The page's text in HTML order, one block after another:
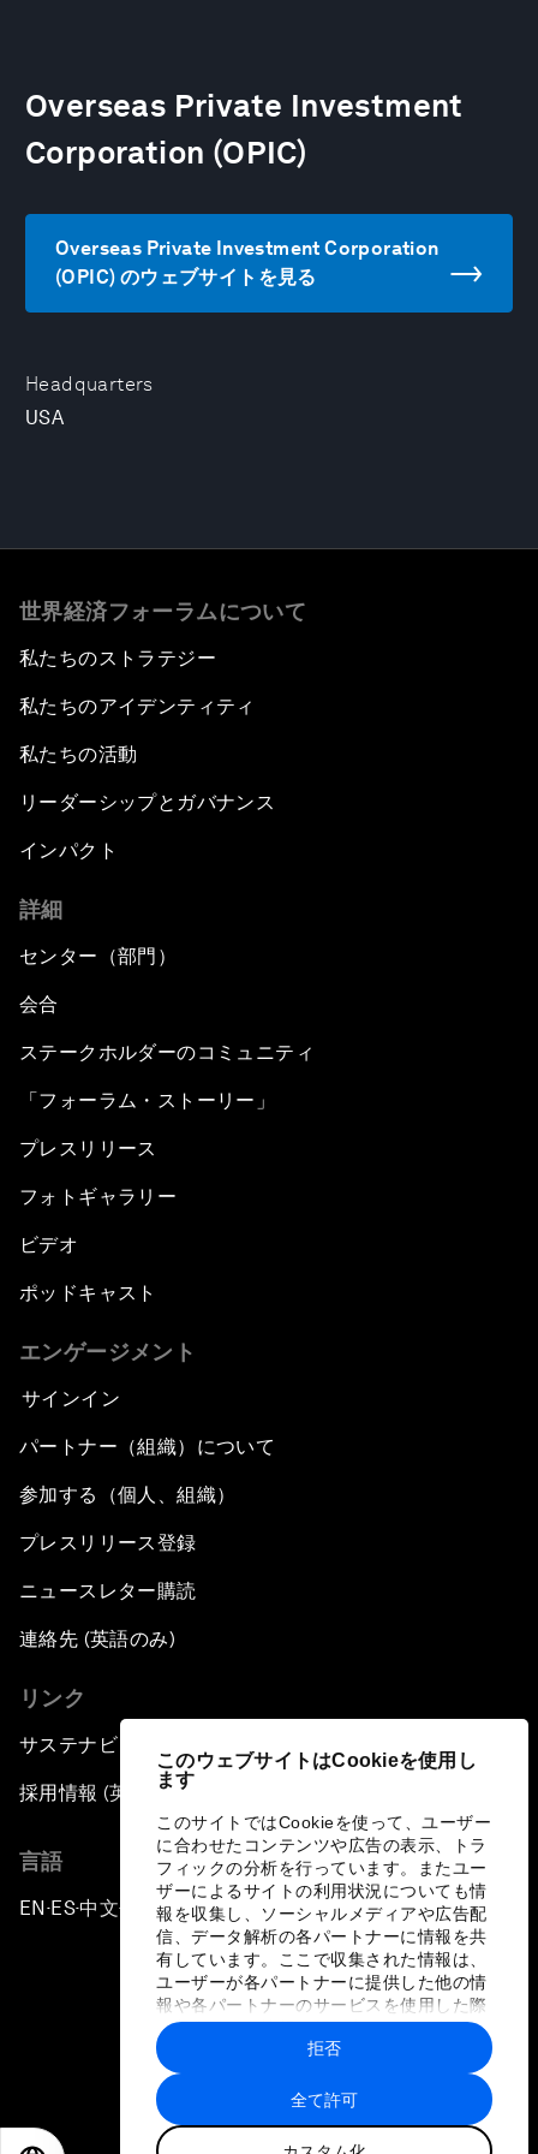
このウェブサイトはCookieを使用し
ます
このサイトではCookieを使って、ユーザー
に合わせたコンテンツや広告の表示、トラ
フィックの分析を行っています。またユー
ザーによるサイトの利用状況についても情
報を収集し、ソーシャルメディアや広告配
信、データ解析の各パートナーに情報を共
有しています。ここで収集された情報は、
ユーザーが各パートナーに提供した他の情
報や各パートナーのサービスを使用した際
に収集された情報と組み合わされ、各パー
トナーによって使用されることがありま
す。
全て許可
拒否
Headquarters
USA
Overseas Private Investment
Corporation (OPIC)
Overseas Private Investment Corporation
(OPIC) のウェブサイトを見る
世界経済フォーラムについて
私たちのストラテジー
私たちのアイデンティティ
私たちの活動
リーダーシップとガバナンス
インパクト
詳細
センター（部門）
会合
ステークホルダーのコミュニティ
「フォーラム・ストーリー」
プレスリリース
フォトギャラリー
ビデオ
ポッドキャスト
エンゲージメント
サインイン
パートナー（組織）について
参加する（個人、組織）
プレスリリース登録
ニュースレター購読
連絡先 (英語のみ)
リンク
サステナビリティへの取り組み
採用情報 (英語のみ)
言語
EN ▪ES▪中文▪ 日本語
プライバシーポリシーと利用規約
サイトマップ